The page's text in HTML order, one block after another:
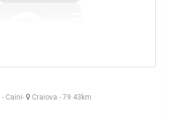
- Caini- Craiova - 79.43km